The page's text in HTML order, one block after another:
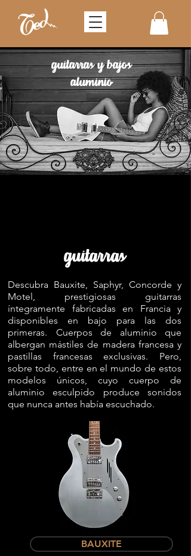
guitarras y bajos
aluminio
guitarras
Descubra Bauxite, Saphyr, Concorde y
Motel, prestigiosas guitarras
íntegramente fabricadas en Francia y
disponibles en bajo para las dos
primeras.
Cuerpos de aluminio que
albergan mástiles de madera francesa y
pastillas francesas exclusivas. Pero,
sobre todo, entre en el mundo de estos
modelos únicos, cuyo cuerpo de
aluminio esculpido produce sonidos
que nunca antes había escuchado.
BAUXITE